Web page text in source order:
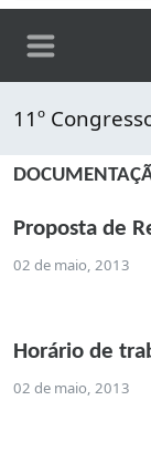
11º
Proposta de
02 de maio, 2013
Horário de
02 de maio, 2013